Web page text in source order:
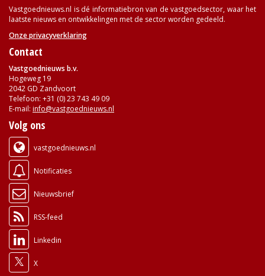
Vastgoednieuws.nl is dé informatiebron van de vastgoedsector, waar het
laatste nieuws en ontwikkelingen met de sector worden gedeeld.
Onze privacyverklaring
Contact
Vastgoednieuws b.v.
Hogeweg 19
2042 GD Zandvoort
Telefoon: +31 (0) 23 743 49 09
E-mail: info@vastgoednieuws.nl
Volg ons
vastgoednieuws.nl
Notificaties
Nieuwsbrief
RSS-feed
Linkedin
X